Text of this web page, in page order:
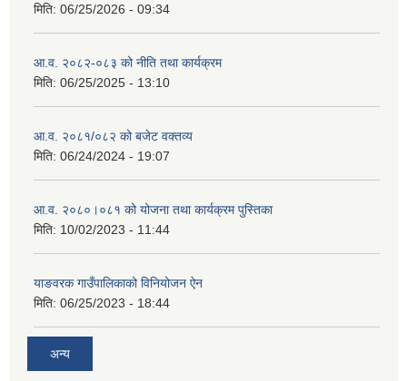
मिति: 06/25/2026 - 09:34
आ.व. २०८२-०८३ को नीति तथा कार्यक्रम
मिति: 06/25/2025 - 13:10
आ.व. २०८१/०८२ को बजेट वक्तव्य
मिति: 06/24/2024 - 19:07
आ.व. २०८०।०८१ को योजना तथा कार्यक्रम पुस्तिका
मिति: 10/02/2023 - 11:44
याङवरक गाउँपालिकाको विनियोजन ऐन
मिति: 06/25/2023 - 18:44
अन्य